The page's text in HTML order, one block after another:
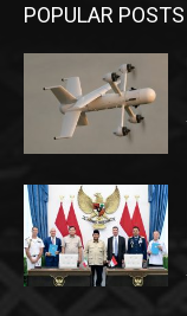
POPULAR POSTS